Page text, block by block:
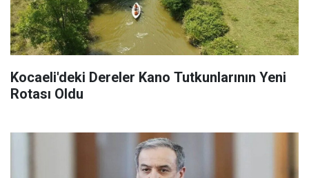
Kocaeli'deki Dereler Kano Tutkunlarının Yeni
Rotası Oldu